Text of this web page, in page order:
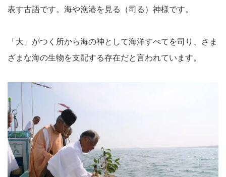
表す古語です。海や漁港を見る（司る）神様です。
「大」がつく所から海の神として海洋すべてを司り、さま
ざまな海の生物を支配する存在だと言われています。